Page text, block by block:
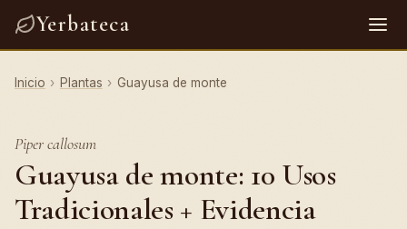
Yerbateca
Inicio › Plantas › Guayusa de monte
Piper callosum
Guayusa de monte: 10 Usos
Tradicionales + Evidencia